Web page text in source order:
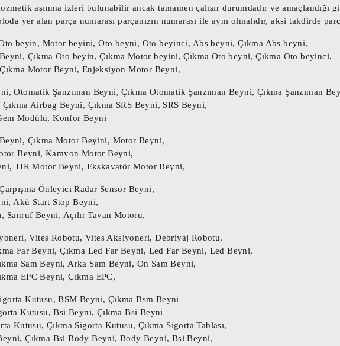
7PP941572A
3G0998572
Far Beyni
izleri bulunabilir ancak tamamen çalışır durumdadır ve
parça numarası parçanızın numarası ile aynı olmalıdır,
beyini, Oto beyni, Oto beyinci, Abs beyni, Çıkma Abs
beyin, Çıkma Motor beyini, Çıkma Oto beyni, Çıkma Oto
Enjeksiyon Motor Beyni,
Beyni, Çıkma Otomatik Şanzıman Beyni, Çıkma Şanzıman
Çıkma SRS Beyni, SRS Beyni,
Beyni
aşınma izleri bulunabilir ancak tamamen çalışır durumdadır ve amaçlandığı
yer alan parça numarası parçanızın numarası ile aynı olmalıdır, aksi takdirde
beyin, Motor beyini, Oto beyni, Oto beyinci, Abs beyni, Çıkma Abs beyni,
Çıkma Oto beyin, Çıkma Motor beyini, Çıkma Oto beyni, Çıkma Oto beyinci,
Motor Beyni, Enjeksiyon Motor Beyni,
Otomatik Şanzıman Beyni, Çıkma Otomatik Şanzıman Beyni, Çıkma Şanzıman
Airbag Beyni, Çıkma SRS Beyni, SRS Beyni,
Modülü, Konfor Beyni
Çıkma Motor Beyini, Motor Beyni,
Beyni, Kamyon Motor Beyni,
TIR Motor Beyni, Ekskavatör Motor Beyni,
Önleyici Radar Sensör Beyni,
Akü Start Stop Beyni,
Sanruf Beyni, Açılır Tavan Motoru,
Vites Robotu, Vites Aksiyoneri, Debriyaj Robotu,
Far Beyni, Çıkma Led Far Beyni, Led Far Beyni, Led Beyni,
Sam Beyni, Arka Sam Beyni, Ön Sam Beyni,
EPC Beyni, Çıkma EPC,
Kutusu, BSM Beyni, Çıkma Bsm Beyni
Kutusu, Bsi Beyni, Çıkma Bsi Beyni
Kutusu, Çıkma Sigorta Kutusu, Çıkma Sigorta Tablası,
Çıkma Bsi Body Beyni, Body Beyni, Bsi Beyni,